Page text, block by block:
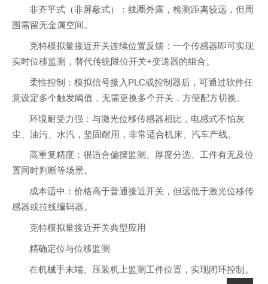
非齐平式（非屏蔽式）：线圈外露，检测距离较远，但周
围需留无金属空间。
克特模拟量接近开关连续位置反馈：一个传感器即可实现
实时位移监测，替代传统限位开关+变送器的组合。
柔性控制：模拟信号接入PLC或控制器后，可通过软件任
意设定多个触发阈值，无需更换多个开关，方便配方切换。
环境耐受力强：与激光位移传感器相比，电感式不怕灰
尘、油污、水汽，坚固耐用，非常适合机床、汽车产线。
高重复精度：很适合偏摆监测、厚度分选、工件有无及位
置同时判断等场景。
成本适中：价格高于普通接近开关，但远低于激光位移传
感器或拉线编码器。
克特模拟量接近开关典型应用
精确定位与位移监测
在机械手末端、压装机上监测工件位置，实现闭环控制。